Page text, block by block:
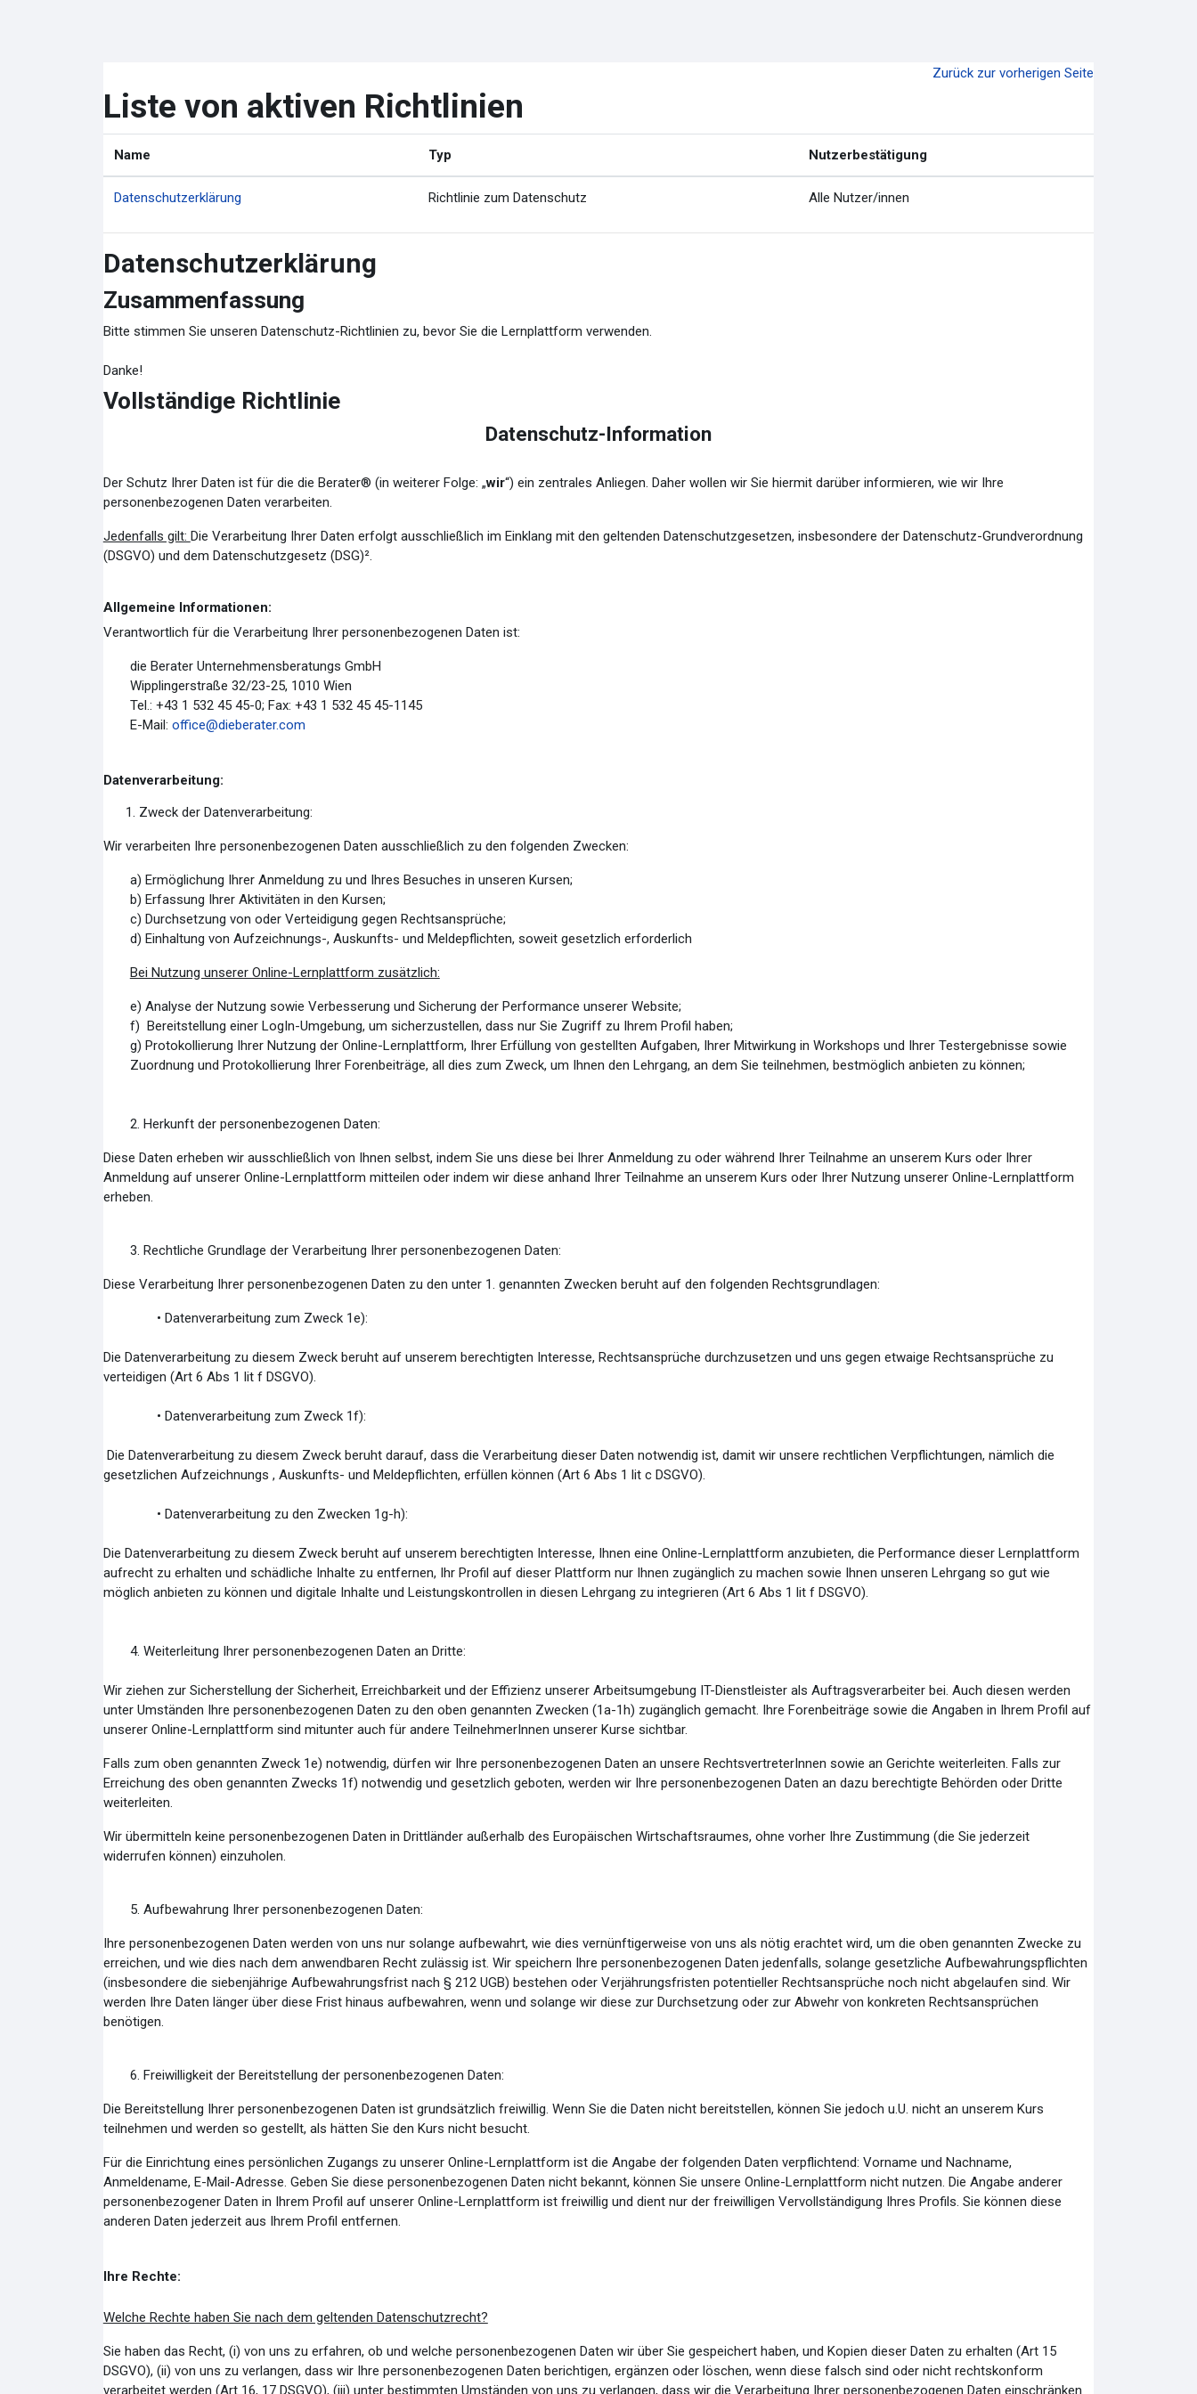
Zurück zur vorherigen Seite
Liste von aktiven Richtlinien
Name Typ Nutzerbestätigung
Datenschutzerklärung Richtlinie zum Datenschutz Alle Nutzer/innen
Datenschutzerklärung
Zusammenfassung
Bitte stimmen Sie unseren Datenschutz-Richtlinien zu, bevor Sie die Lernplattform verwenden.
Danke!
Vollständige Richtlinie
Datenschutz-Information
Der Schutz Ihrer Daten ist für die die Berater® (in weiterer Folge: „wir“) ein zentrales Anliegen. Daher wollen wir Sie hiermit darüber informieren, wie wir Ihre
personenbezogenen Daten verarbeiten.
Jedenfalls gilt: Die Verarbeitung Ihrer Daten erfolgt ausschließlich im Einklang mit den geltenden Datenschutzgesetzen, insbesondere der Datenschutz-Grundverordnung
(DSGVO) und dem Datenschutzgesetz (DSG)².
Allgemeine Informationen:
Verantwortlich für die Verarbeitung Ihrer personenbezogenen Daten ist:
die Berater Unternehmensberatungs GmbH
Wipplingerstraße 32/23-25, 1010 Wien
Tel.: +43 1 532 45 45-0; Fax: +43 1 532 45 45-1145
E-Mail: office@dieberater.com
Datenverarbeitung:
Zweck der Datenverarbeitung:
Wir verarbeiten Ihre personenbezogenen Daten ausschließlich zu den folgenden Zwecken:
a) Ermöglichung Ihrer Anmeldung zu und Ihres Besuches in unseren Kursen;
b) Erfassung Ihrer Aktivitäten in den Kursen;
c) Durchsetzung von oder Verteidigung gegen Rechtsansprüche;
d) Einhaltung von Aufzeichnungs-, Auskunfts- und Meldepflichten, soweit gesetzlich erforderlich
Bei Nutzung unserer Online-Lernplattform zusätzlich:
e) Analyse der Nutzung sowie Verbesserung und Sicherung der Performance unserer Website;
f) Bereitstellung einer LogIn-Umgebung, um sicherzustellen, dass nur Sie Zugriff zu Ihrem Profil haben;
g) Protokollierung Ihrer Nutzung der Online-Lernplattform, Ihrer Erfüllung von gestellten Aufgaben, Ihrer Mitwirkung in Workshops und Ihrer Testergebnisse sowie
Zuordnung und Protokollierung Ihrer Forenbeiträge, all dies zum Zweck, um Ihnen den Lehrgang, an dem Sie teilnehmen, bestmöglich anbieten zu können;
2. Herkunft der personenbezogenen Daten:
Diese Daten erheben wir ausschließlich von Ihnen selbst, indem Sie uns diese bei Ihrer Anmeldung zu oder während Ihrer Teilnahme an unserem Kurs oder Ihrer
Anmeldung auf unserer Online-Lernplattform mitteilen oder indem wir diese anhand Ihrer Teilnahme an unserem Kurs oder Ihrer Nutzung unserer Online-Lernplattform
erheben.
3. Rechtliche Grundlage der Verarbeitung Ihrer personenbezogenen Daten:
Diese Verarbeitung Ihrer personenbezogenen Daten zu den unter 1. genannten Zwecken beruht auf den folgenden Rechtsgrundlagen:
• Datenverarbeitung zum Zweck 1e):
Die Datenverarbeitung zu diesem Zweck beruht auf unserem berechtigten Interesse, Rechtsansprüche durchzusetzen und uns gegen etwaige Rechtsansprüche zu
verteidigen (Art 6 Abs 1 lit f DSGVO).
• Datenverarbeitung zum Zweck 1f):
Die Datenverarbeitung zu diesem Zweck beruht darauf, dass die Verarbeitung dieser Daten notwendig ist, damit wir unsere rechtlichen Verpflichtungen, nämlich die
gesetzlichen Aufzeichnungs , Auskunfts- und Meldepflichten, erfüllen können (Art 6 Abs 1 lit c DSGVO).
• Datenverarbeitung zu den Zwecken 1g-h):
Die Datenverarbeitung zu diesem Zweck beruht auf unserem berechtigten Interesse, Ihnen eine Online-Lernplattform anzubieten, die Performance dieser Lernplattform
aufrecht zu erhalten und schädliche Inhalte zu entfernen, Ihr Profil auf dieser Plattform nur Ihnen zugänglich zu machen sowie Ihnen unseren Lehrgang so gut wie
möglich anbieten zu können und digitale Inhalte und Leistungskontrollen in diesen Lehrgang zu integrieren (Art 6 Abs 1 lit f DSGVO).
4. Weiterleitung Ihrer personenbezogenen Daten an Dritte:
Wir ziehen zur Sicherstellung der Sicherheit, Erreichbarkeit und der Effizienz unserer Arbeitsumgebung IT-Dienstleister als Auftragsverarbeiter bei. Auch diesen werden
unter Umständen Ihre personenbezogenen Daten zu den oben genannten Zwecken (1a-1h) zugänglich gemacht. Ihre Forenbeiträge sowie die Angaben in Ihrem Profil auf
unserer Online-Lernplattform sind mitunter auch für andere TeilnehmerInnen unserer Kurse sichtbar.
Falls zum oben genannten Zweck 1e) notwendig, dürfen wir Ihre personenbezogenen Daten an unsere RechtsvertreterInnen sowie an Gerichte weiterleiten. Falls zur
Erreichung des oben genannten Zwecks 1f) notwendig und gesetzlich geboten, werden wir Ihre personenbezogenen Daten an dazu berechtigte Behörden oder Dritte
weiterleiten.
Wir übermitteln keine personenbezogenen Daten in Drittländer außerhalb des Europäischen Wirtschaftsraumes, ohne vorher Ihre Zustimmung (die Sie jederzeit
widerrufen können) einzuholen.
5. Aufbewahrung Ihrer personenbezogenen Daten:
Ihre personenbezogenen Daten werden von uns nur solange aufbewahrt, wie dies vernünftigerweise von uns als nötig erachtet wird, um die oben genannten Zwecke zu
erreichen, und wie dies nach dem anwendbaren Recht zulässig ist. Wir speichern Ihre personenbezogenen Daten jedenfalls, solange gesetzliche Aufbewahrungspflichten
(insbesondere die siebenjährige Aufbewahrungsfrist nach § 212 UGB) bestehen oder Verjährungsfristen potentieller Rechtsansprüche noch nicht abgelaufen sind. Wir
werden Ihre Daten länger über diese Frist hinaus aufbewahren, wenn und solange wir diese zur Durchsetzung oder zur Abwehr von konkreten Rechtsansprüchen
benötigen.
6. Freiwilligkeit der Bereitstellung der personenbezogenen Daten:
Die Bereitstellung Ihrer personenbezogenen Daten ist grundsätzlich freiwillig. Wenn Sie die Daten nicht bereitstellen, können Sie jedoch u.U. nicht an unserem Kurs
teilnehmen und werden so gestellt, als hätten Sie den Kurs nicht besucht.
Für die Einrichtung eines persönlichen Zugangs zu unserer Online-Lernplattform ist die Angabe der folgenden Daten verpflichtend: Vorname und Nachname,
Anmeldename, E-Mail-Adresse. Geben Sie diese personenbezogenen Daten nicht bekannt, können Sie unsere Online-Lernplattform nicht nutzen. Die Angabe anderer
personenbezogener Daten in Ihrem Profil auf unserer Online-Lernplattform ist freiwillig und dient nur der freiwilligen Vervollständigung Ihres Profils. Sie können diese
anderen Daten jederzeit aus Ihrem Profil entfernen.
Ihre Rechte:
Welche Rechte haben Sie nach dem geltenden Datenschutzrecht?
Sie haben das Recht, (i) von uns zu erfahren, ob und welche personenbezogenen Daten wir über Sie gespeichert haben, und Kopien dieser Daten zu erhalten (Art 15
DSGVO), (ii) von uns zu verlangen, dass wir Ihre personenbezogenen Daten berichtigen, ergänzen oder löschen, wenn diese falsch sind oder nicht rechtskonform
verarbeitet werden (Art 16, 17 DSGVO), (iii) unter bestimmten Umständen von uns zu verlangen, dass wir die Verarbeitung Ihrer personenbezogenen Daten einschränken